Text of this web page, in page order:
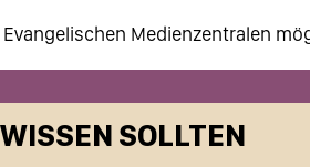
Medienzentralen
SOLLTEN